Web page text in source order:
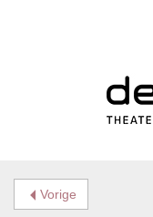
Vorige